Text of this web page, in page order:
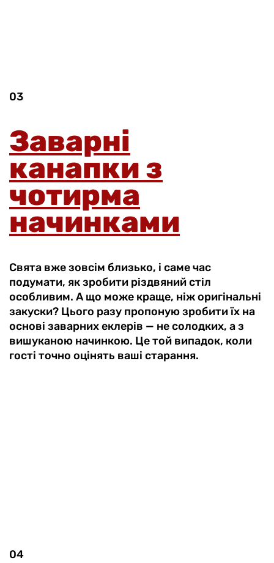
03
Заварні
канапки з
чотирма
начинками
Свята вже зовсім близько, і саме час
подумати, як зробити різдвяний стіл
особливим. А що може краще, ніж оригінальні
закуски? Цього разу пропоную зробити їх на
основі заварних еклерів — не солодких, а з
вишуканою начинкою. Це той випадок, коли
гості точно оцінять ваші старання.
04